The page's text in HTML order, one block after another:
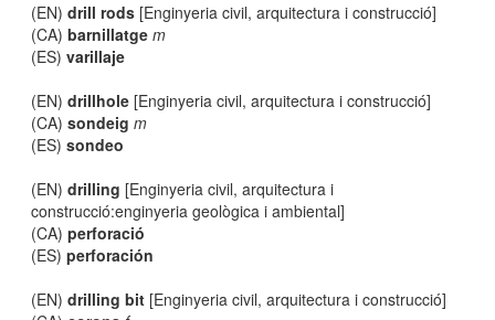
(EN)drill rods [Enginyeria civil, arquitectura i construcció]
(CA)barnillatge m
(ES)varillaje
(EN)drillhole [Enginyeria civil, arquitectura i construcció]
(CA)sondeig m
(ES)sondeo
(EN)drilling [Enginyeria civil, arquitectura i
construcció:enginyeria geològica i ambiental]
(CA)perforació
(ES)perforación
(EN)drilling bit [Enginyeria civil, arquitectura i construcció]